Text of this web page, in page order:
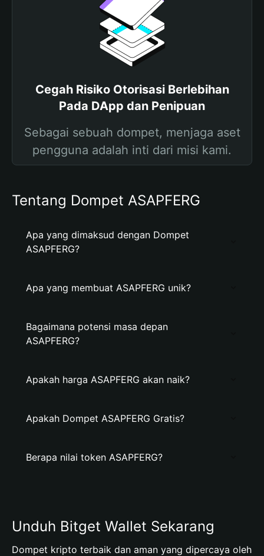
Cegah Risiko Otorisasi Berlebihan
Pada DApp dan Penipuan
Sebagai sebuah dompet, menjaga aset
pengguna adalah inti dari misi kami.
Tentang Dompet ASAPFERG
Apa yang dimaksud dengan Dompet
ASAPFERG?
Apa yang membuat ASAPFERG unik?
Bagaimana potensi masa depan
ASAPFERG?
Apakah harga ASAPFERG akan naik?
Apakah Dompet ASAPFERG Gratis?
Berapa nilai token ASAPFERG?
Unduh Bitget Wallet Sekarang
Dompet kripto terbaik dan aman yang dipercaya oleh